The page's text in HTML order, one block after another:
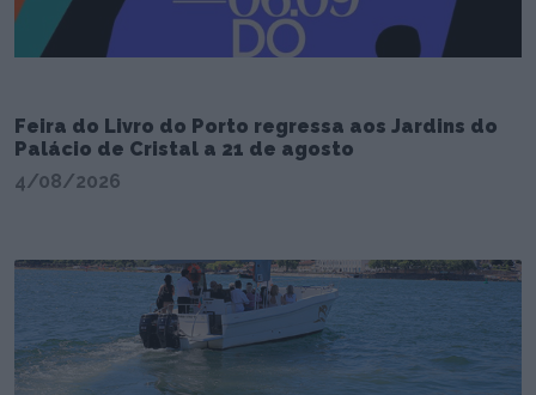
Feira do Livro do Porto regressa aos Jardins do
Palácio de Cristal a 21 de agosto
4/08/2026